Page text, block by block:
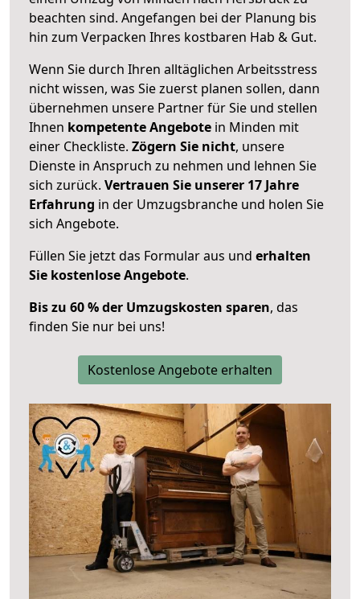
beachten sind. Angefangen bei der Planung bis
hin zum Verpacken Ihres kostbaren Hab & Gut.
Wenn Sie durch Ihren alltäglichen Arbeitsstress
nicht wissen, was Sie zuerst planen sollen, dann
übernehmen unsere Partner für Sie und stellen
Ihnen kompetente Angebote in Minden mit
einer Checkliste. Zögern Sie nicht, unsere
Dienste in Anspruch zu nehmen und lehnen Sie
sich zurück. Vertrauen Sie unserer 17 Jahre
Erfahrung in der Umzugsbranche und holen Sie
sich Angebote.
Füllen Sie jetzt das Formular aus und erhalten
Sie kostenlose Angebote.
Bis zu 60 % der Umzugskosten sparen, das
finden Sie nur bei uns!
Kostenlose Angebote erhalten